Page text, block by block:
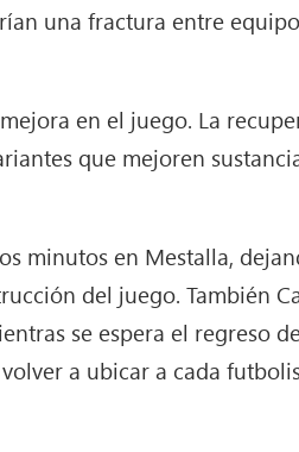
una fractura entre
en el juego. La
que mejoren
minutos en Mestalla,
del juego. También
se espera el regreso
a ubicar a cada